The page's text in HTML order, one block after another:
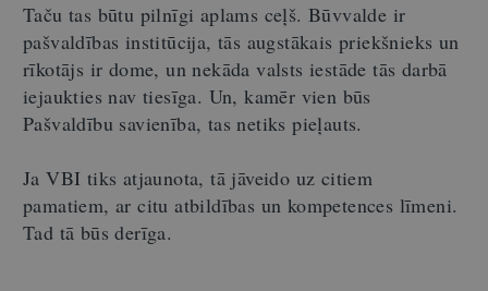
Taču tas būtu pilnīgi aplams ceļš. Būvvalde ir
pašvaldības institūcija, tās augstākais priekšnieks un
rīkotājs ir dome, un nekāda valsts iestāde tās darbā
iejaukties nav tiesīga. Un, kamēr vien būs
Pašvaldību savienība, tas netiks pieļauts.
Ja VBI tiks atjaunota, tā jāveido uz citiem
pamatiem, ar citu atbildības un kompetences līmeni.
Tad tā būs derīga.